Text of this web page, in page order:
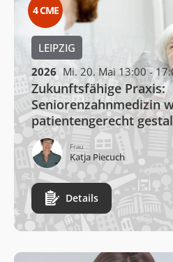
4CME
LEIPZIG
2026 Mi. 20. Mai 13:00 -
Zukunftsfähige Praxis:
Seniorenzahnmedizin
patientengerecht
Frau
Katja Piecuch
Details